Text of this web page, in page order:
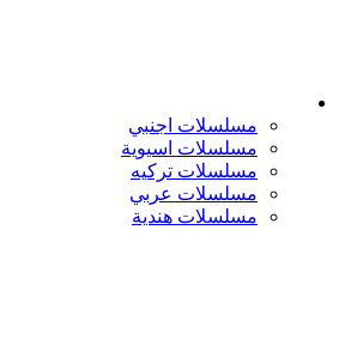
مسلسلات اجنبي
مسلسلات اسيوية
مسلسلات تركيه
مسلسلات عربي
مسلسلات هندية